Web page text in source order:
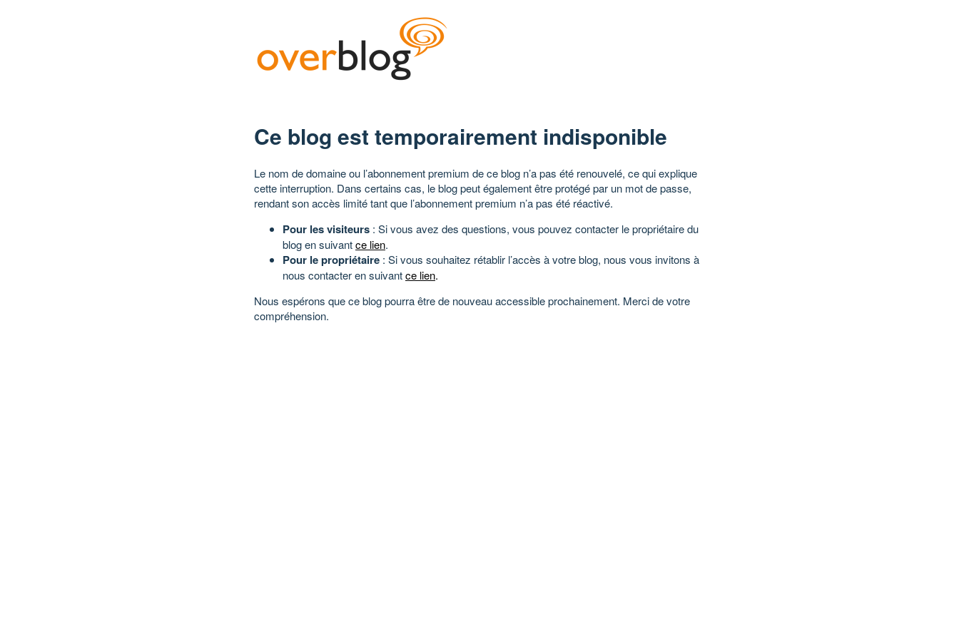
Ce blog est temporairement indisponible
Le nom de domaine ou l’abonnement premium de ce blog n’a pas été renouvelé, ce qui explique
cette interruption. Dans certains cas, le blog peut également être protégé par un mot de passe,
rendant son accès limité tant que l’abonnement premium n’a pas été réactivé.
Pour les visiteurs : Si vous avez des questions, vous pouvez contacter le propriétaire du
blog en suivantce lien.
Pour le propriétaire : Si vous souhaitez rétablir l’accès à votre blog, nous vous invitons à
nous contacter en suivantce lien.
Nous espérons que ce blog pourra être de nouveau accessible prochainement. Merci de votre
compréhension.